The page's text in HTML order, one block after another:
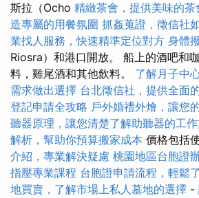
斯拉（Ocho 精緻茶會，提供美味的茶
造專屬的用餐氛圍 抓姦蒐證，徵信社
業找人服務，快速精準定位對方 身體
Riosra）和港口開放。 船上的酒吧和
料，雞尾酒和其他飲料。 了解月子中
需求做出選擇 台北徵信社，提供全面
登記申請全攻略 戶外婚禮外燴，讓您
聽器原理，讓您清楚了解助聽器的工
解析，幫助你預算搬家成本 價格包括
介紹，專業解決疑慮 桃園地區台胞證
指壓專業課程 台胞證申請流程，輕鬆
地買賣，了解市場上私人墓地的選擇 -